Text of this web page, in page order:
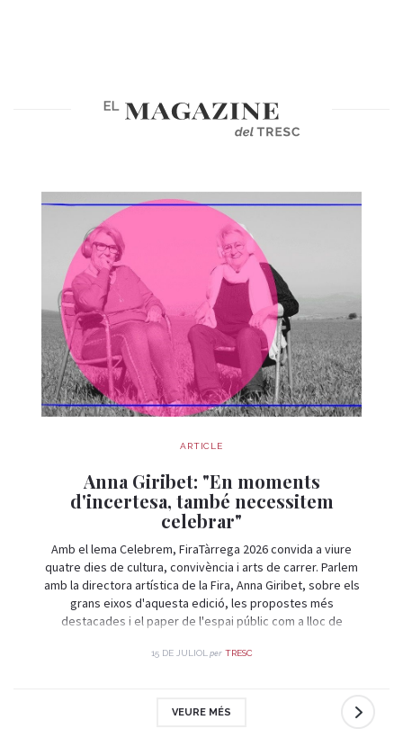
ARTICLE
Anna Giribet: "En moments
d'incertesa, també necessitem
celebrar"
Amb el lema Celebrem, FiraTàrrega 2026 convida a viure
quatre dies de cultura, convivència i arts de carrer. Parlem
amb la directora artística de la Fira, Anna Giribet, sobre els
grans eixos d'aquesta edició, les propostes més
destacades i el paper de l'espai públic com a lloc de
15 DE JULIOL per TRESC
VEURE MÉS